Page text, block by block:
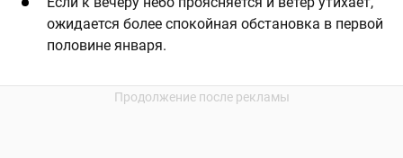
ожидается более спокойная обстановка в первой
половине января.